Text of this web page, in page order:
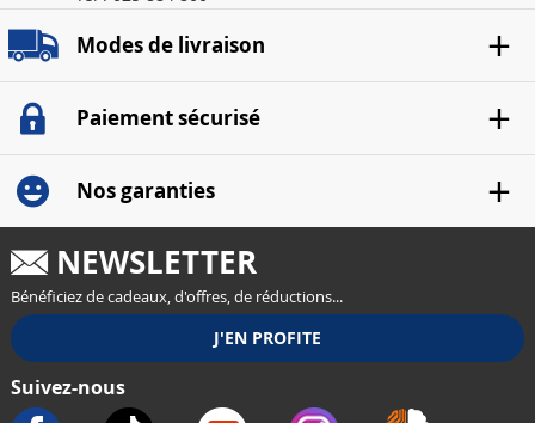
Modes de livraison
Paiement sécurisé
Nos garanties
NEWSLETTER
Bénéficiez de cadeaux, d'offres, de réductions...
Suivez-nous